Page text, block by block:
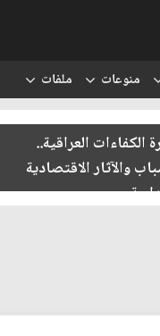
منوعات ملفات
الكفاءات العراقية..
والآثار الاقتصادية